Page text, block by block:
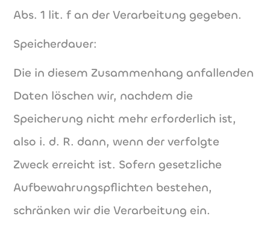
Abs. 1 lit. f an der Verarbeitung gegeben.
Speicherdauer:
Die in diesem Zusammenhang anfallenden
Daten löschen wir, nachdem die
Speicherung nicht mehr erforderlich ist,
also i. d. R. dann, wenn der verfolgte
Zweck erreicht ist. Sofern gesetzliche
Aufbewahrungspflichten bestehen,
schränken wir die Verarbeitung ein.